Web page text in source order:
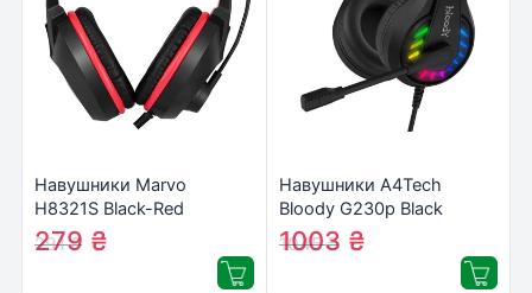
Навушники Marvo
H8321S Black-Red
(H8321S)
291₴
279 ₴
Навушники A4Tech
Bloody G230p Black
1045₴
1003 ₴